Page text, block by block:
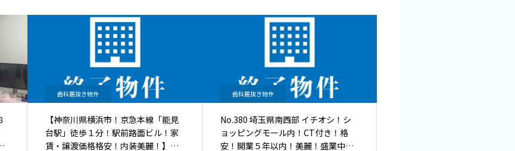
歯科居抜き物件
【神奈川県横浜市！京急本線「能見
台駅」徒歩１分！駅前路面ビル！家
賃・譲渡価格格安！内装美麗！】の
歯科居抜き物件
No.380 埼玉県南西部 イチオシ！シ
ョッピングモール内！CT付き！格
安！開業５年以内！美麗！盛業中の